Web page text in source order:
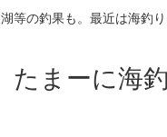
等の釣果も。最近は海釣り
たまーに海